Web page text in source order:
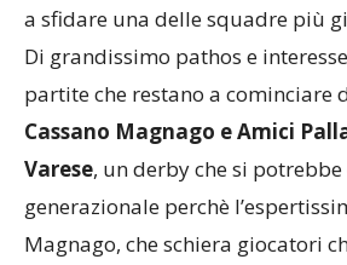
a sfidare una delle squadre più
Di grandissimo pathos e
partite che restano a cominciare
Cassano Magnago e Amici
Varese, un derby che si
generazionale perchè
Magnago, che schiera giocatori